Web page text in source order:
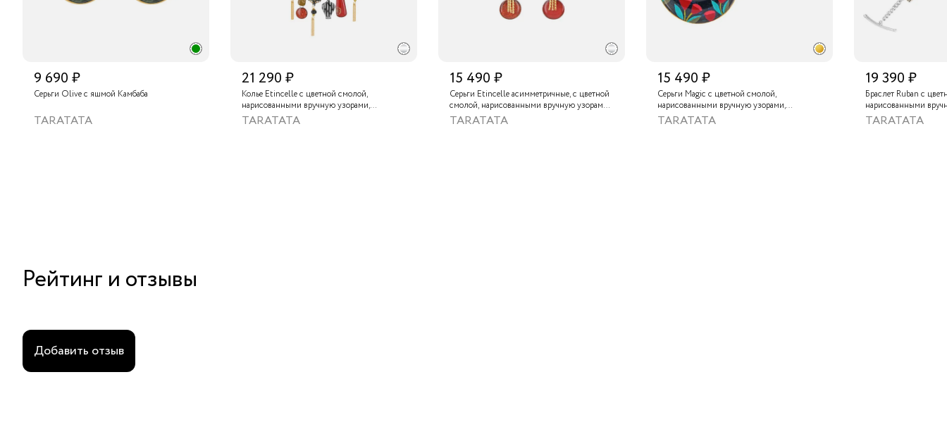
9 690 ₽
Серьги Olive с яшмой Камбаба
TARATATA
21 290 ₽
Колье Etincelle с цветной смолой,
нарисованными вручную узорами,
слюдяным порошком, золотой краской,
стеклянными бусинам и тонированным
TARATATA
15 490 ₽
Серьги Etincelle асимметричные, с цветной
смолой, нарисованными вручную узорами,
слюдяным порошком, стеклянной бусиной,
тонированным гематитом и золотой
TARATATA
15 490 ₽
Серьги Magic с цветной смолой,
нарисованными вручную узорами,
лабрадоритом и металлизированной
крааской
TARATATA
19 390 ₽
Браслет Ruban с
нарисованными
золотой краской
TARATATA
Рейтинг и отзывы
Добавить отзыв